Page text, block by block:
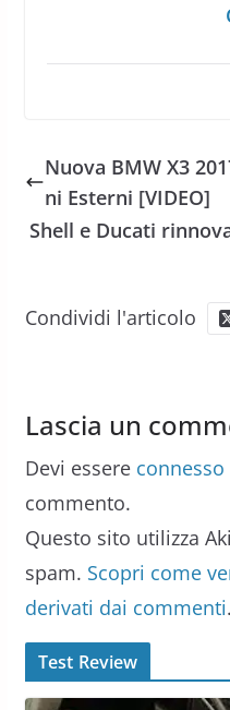
Nuova BMW X3
ni Esterni [VIDEO]
Shell e Ducati
Condividi l'articolo
Lascia un
Devi essere connesso
commento.
Questo sito utilizza
spam. Scopri come
derivati dai commenti.
Test Review